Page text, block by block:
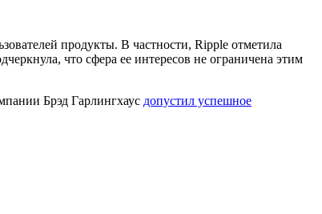
продукты. В частности, Ripple отметила
что сфера ее интересов не ограничена этим
Брэд Гарлингхаус допустил успешное